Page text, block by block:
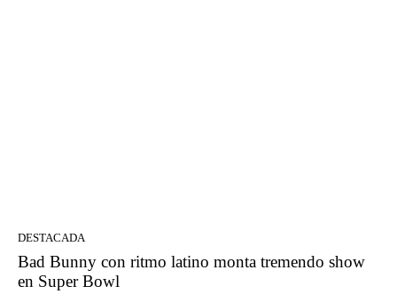
DESTACADA
Bad Bunny con ritmo latino monta tremendo show
en Super Bowl